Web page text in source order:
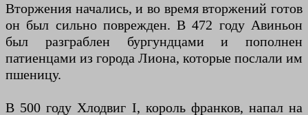
Вторжения начались, и во время вторжений готов
он был сильно поврежден. В 472 году Авиньон
был разграблен бургундцами и пополнен
патиенцами из города Лиона, которые послали им
пшеницу.
В 500 году Хлодвиг I, король франков, напал на